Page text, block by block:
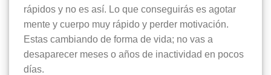
rápidos y no es así. Lo que conseguirás es agotar
mente y cuerpo muy rápido y perder motivación.
Estas cambiando de forma de vida; no vas a
desaparecer meses o años de inactividad en pocos
días.